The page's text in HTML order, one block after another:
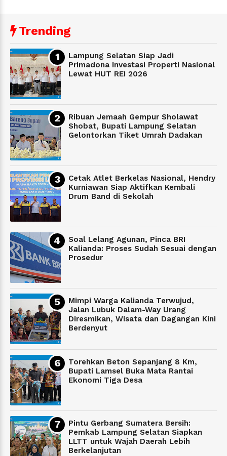
Trending
Lampung Selatan Siap Jadi
Primadona Investasi Properti Nasional
Lewat HUT REI 2026
Ribuan Jemaah Gempur Sholawat
Shobat, Bupati Lampung Selatan
Gelontorkan Tiket Umrah Dadakan
Cetak Atlet Berkelas Nasional, Hendry
Kurniawan Siap Aktifkan Kembali
Drum Band di Sekolah
Soal Lelang Agunan, Pinca BRI
Kalianda: Proses Sudah Sesuai dengan
Prosedur
Mimpi Warga Kalianda Terwujud,
Jalan Lubuk Dalam-Way Urang
Diresmikan, Wisata dan Dagangan Kini
Berdenyut
Torehkan Beton Sepanjang 8 Km,
Bupati Lamsel Buka Mata Rantai
Ekonomi Tiga Desa
Pintu Gerbang Sumatera Bersih:
Pemkab Lampung Selatan Siapkan
LLTT untuk Wajah Daerah Lebih
Berkelanjutan